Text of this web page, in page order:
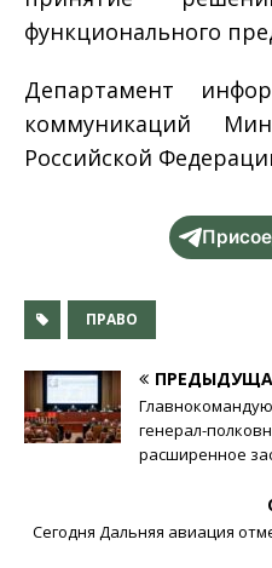
функционального
Департамент
коммуникаций
Российской
ПРАВО
генерал-
расширенное
Сегодня Дальняя авиация